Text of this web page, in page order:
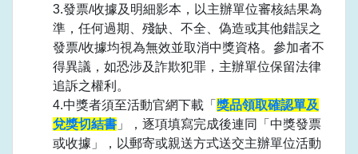
3.發票/收據及明細影本，以主辦單位審核結果為
準，任何過期、殘缺、不全、偽造或其他錯誤之
發票/收據均視為無效並取消中獎資格。參加者不
得異議，如恐涉及詐欺犯罪，主辦單位保留法律
追訴之權利。
4.中獎者須至活動官網下載「 獎品領取確認單及
兌獎切結書 」，逐項填寫完成後連同「中獎發票
或收據」，以郵寄或親送方式送交主辦單位活動